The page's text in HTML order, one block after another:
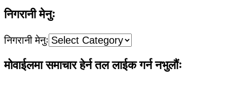
निगरानी मेनुः
निगरानी मेनुः
मोवाईलमा समाचार हेर्न तल लाईक गर्न नभुलौंः